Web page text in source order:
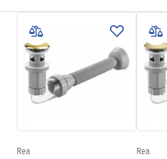
Boja
Završetak
Duljina
Širina
Visina
Oblik
Montažne upute
Jamstveni uvjeti
Rea Rea